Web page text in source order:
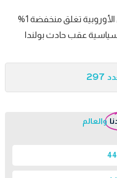
سي ان بي سي: الأسواق الأوروبية تغلق منخفضة 1%
عقب حادث بولندا
والعالم